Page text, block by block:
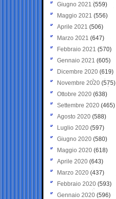
Giugno 2021(559)
Maggio 2021 (556)
Aprile 2021 (506)
Marzo 2021 (647)
Febbraio 2021 (570)
Gennaio 2021 (605)
Dicembre 2020 (619)
Novembre 2020 (575)
Ottobre 2020 (638)
Settembre 2020(465)
Agosto 2020 (588)
Luglio 2020 (597)
Giugno 2020 (580)
Maggio 2020 (618)
Aprile 2020 (643)
Marzo 2020 (437)
Febbraio 2020 (593)
Gennaio 2020 (596)